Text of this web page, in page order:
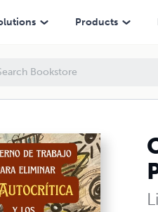
Products
la Autocrítica y los